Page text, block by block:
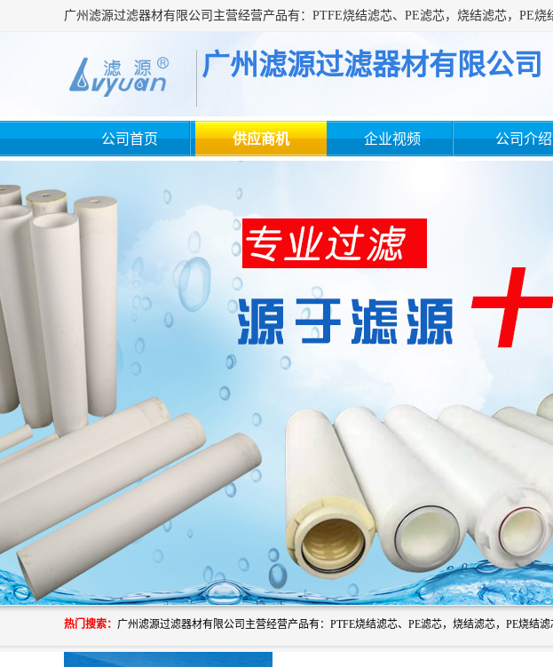
广州滤源过滤器材有限公司
公司首页 供应商机 企业视频 公司介绍
热门搜索：